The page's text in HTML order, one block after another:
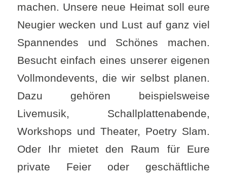
machen. Unsere neue Heimat soll eure
Neugier wecken und Lust auf ganz viel
Spannendes und Schönes machen.
Besucht einfach eines unserer eigenen
Vollmondevents, die wir selbst planen.
Dazu gehören beispielsweise
Livemusik, Schallplattenabende,
Workshops und Theater, Poetry Slam.
Oder Ihr mietet den Raum für Eure
private Feier oder geschäftliche